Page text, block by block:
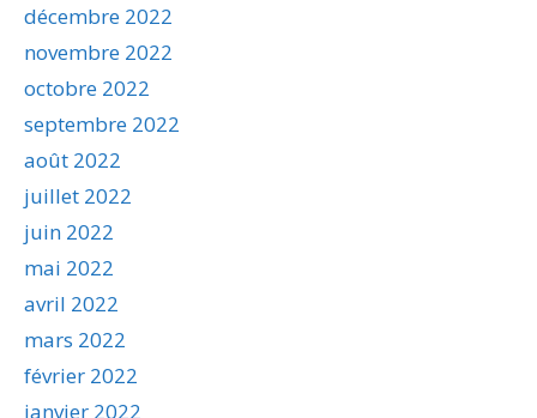
décembre 2022
novembre 2022
octobre 2022
septembre 2022
août 2022
juillet 2022
juin 2022
mai 2022
avril 2022
mars 2022
février 2022
janvier 2022